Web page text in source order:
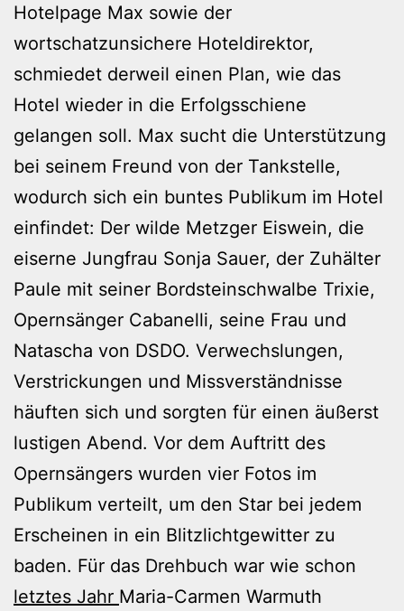
Hotelpage Max sowie der
wortschatzunsichere Hoteldirektor,
schmiedet derweil einen Plan, wie das
Hotel wieder in die Erfolgsschiene
gelangen soll. Max sucht die Unterstützung
bei seinem Freund von der Tankstelle,
wodurch sich ein buntes Publikum im Hotel
einfindet: Der wilde Metzger Eiswein, die
eiserne Jungfrau Sonja Sauer, der Zuhälter
Paule mit seiner Bordsteinschwalbe Trixie,
Opernsänger Cabanelli, seine Frau und
Natascha von DSDO. Verwechslungen,
Verstrickungen und Missverständnisse
häuften sich und sorgten für einen äußerst
lustigen Abend. Vor dem Auftritt des
Opernsängers wurden vier Fotos im
Publikum verteilt, um den Star bei jedem
Erscheinen in ein Blitzlichtgewitter zu
baden. Für das Drehbuch war wie schon
letztes Jahr Maria-Carmen Warmuth